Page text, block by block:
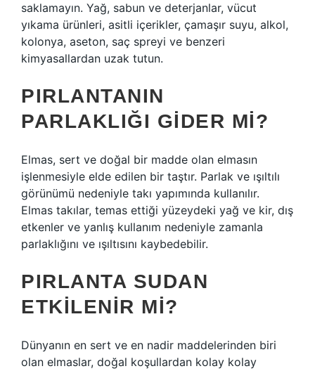
saklamayın. Yağ, sabun ve deterjanlar, vücut
yıkama ürünleri, asitli içerikler, çamaşır suyu, alkol,
kolonya, aseton, saç spreyi ve benzeri
kimyasallardan uzak tutun.
PIRLANTANIN
PARLAKLIĞI GIDER MI?
Elmas, sert ve doğal bir madde olan elmasın
işlenmesiyle elde edilen bir taştır. Parlak ve ışıltılı
görünümü nedeniyle takı yapımında kullanılır.
Elmas takılar, temas ettiği yüzeydeki yağ ve kir, dış
etkenler ve yanlış kullanım nedeniyle zamanla
parlaklığını ve ışıltısını kaybedebilir.
PIRLANTA SUDAN
ETKILENIR MI?
Dünyanın en sert ve en nadir maddelerinden biri
olan elmaslar, doğal koşullardan kolay kolay